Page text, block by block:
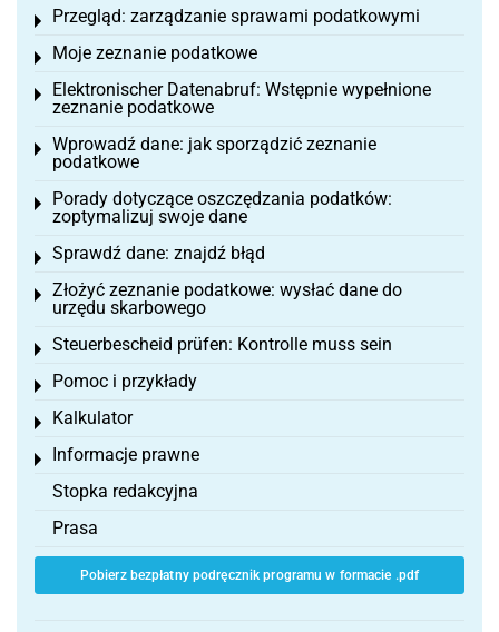
Przegląd: zarządzanie sprawami podatkowymi
Toggle menu
Moje zeznanie podatkowe
Toggle menu
Elektronischer Datenabruf: Wstępnie wypełnione
zeznanie podatkowe
Toggle menu
Wprowadź dane: jak sporządzić zeznanie
podatkowe
Toggle menu
Porady dotyczące oszczędzania podatków:
zoptymalizuj swoje dane
Toggle menu
Sprawdź dane: znajdź błąd
Toggle menu
Złożyć zeznanie podatkowe: wysłać dane do
urzędu skarbowego
Toggle menu
Steuerbescheid prüfen: Kontrolle muss sein
Toggle menu
Pomoc i przykłady
Toggle menu
Kalkulator
Toggle menu
Informacje prawne
Toggle menu
Stopka redakcyjna
Prasa
Pobierz bezpłatny podręcznik programu w formacie .pdf